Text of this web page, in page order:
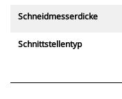
Schneidmesserdicke
Schnittstellentyp